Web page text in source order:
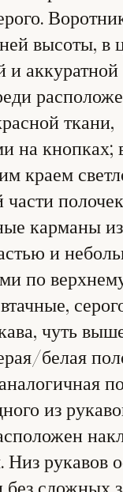
высоты, в
и аккуратной
ткани,
на кнопках;
краем
карманы
и
по
чуть
белая
из
Низ рукавов